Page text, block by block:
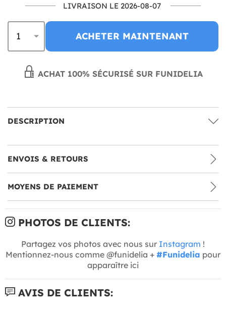
LIVRAISON LE 2026-08-07
ACHETER MAINTENANT
ACHAT 100% SÉCURISÉ SUR FUNIDELIA
DESCRIPTION
ENVOIS & RETOURS
MOYENS DE PAIEMENT
PHOTOS DE CLIENTS:
Partagez vos photos avec nous sur Instagram !
Mentionnez-nous comme @funidelia + #Funidelia pour
apparaître ici
AVIS DE CLIENTS: